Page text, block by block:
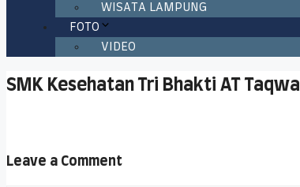
WISATA LAMPUNG
FOTO
VIDEO
SMK Kesehatan Tri Bhakti AT Taqwa
Leave a Comment